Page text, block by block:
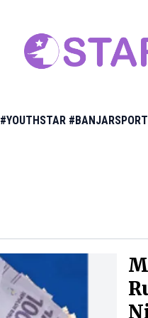
#YOUTHSTAR #BANJARSPORT